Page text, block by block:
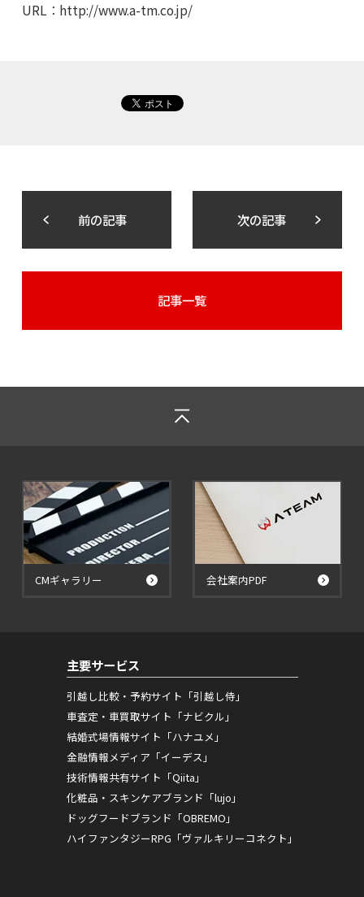
URL：http://www.a-tm.co.jp/
前の記事 次の記事
記事一覧
CMギャラリー 会社案内PDF
主要サービス
引越し比較・予約サイト「引越し侍」
車査定・車買取サイト「ナビクル」
結婚式場情報サイト「ハナユメ」
金融情報メディア「イーデス」
技術情報共有サイト「Qiita」
化粧品・スキンケアブランド「lujo」
ドッグフードブランド「OBREMO」
ハイファンタジーRPG「ヴァルキリーコネクト」